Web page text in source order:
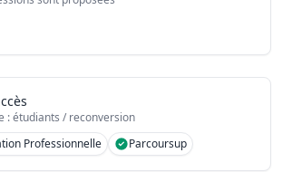
: étudiants / reconversion
Professionnelle
Parcoursup